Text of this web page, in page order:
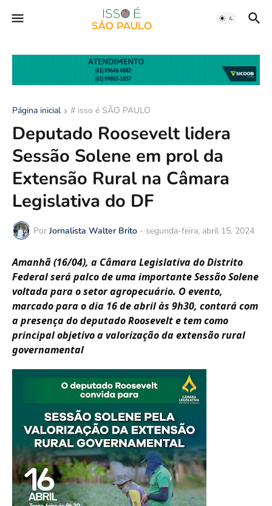
Página inicial # isso é SÃO PAULO
Deputado Roosevelt lidera
Sessão Solene em prol da
Extensão Rural na Câmara
Legislativa do DF
Por Jornalista Walter Brito - segunda-feira, abril 15, 2024
Amanhã (16/04), a Câmara Legislativa do Distrito
Federal será palco de uma importante Sessão Solene
voltada para o setor agropecuário. O evento,
marcado para o dia 16 de abril às 9h30, contará com
a presença do deputado Roosevelt e tem como
principal objetivo a valorização da extensão rural
governamental